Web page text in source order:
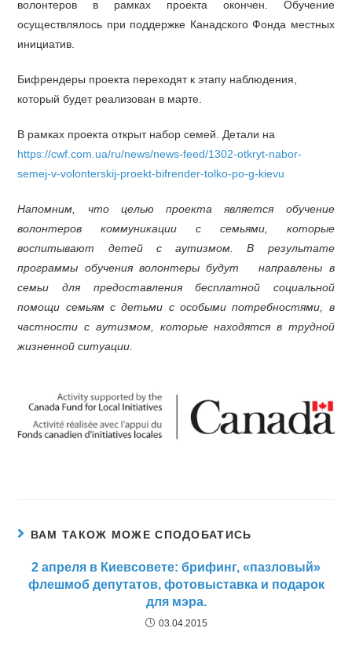
волонтеров в рамках проекта окончен. Обучение
осуществлялось при поддержке Канадского Фонда местных
инициатив.
Бифрендеры проекта переходят к этапу наблюдения,
который будет реализован в марте.
В рамках проекта открыт набор семей. Детали на
https://cwf.com.ua/ru/news/news-feed/1302-otkryt-nabor-
semej-v-volonterskij-proekt-bifrender-tolko-po-g-kievu
Напомним, что целью проекта является обучение
волонтеров коммуникации с семьями, которые
воспитывают детей с аутизмом. В результате
программы обучения волонтеры будут направлены в
семьи для предоставления бесплатной социальной
помощи семьям с детьми с особыми потребностями, в
частности с аутизмом, которые находятся в трудной
жизненной ситуации.
ВАМ ТАКОЖ МОЖЕ СПОДОБАТИСЬ
2 апреля в Киевсовете: брифинг, «пазловый»
флешмоб депутатов, фотовыставка и подарок
для мэра.
03.04.2015